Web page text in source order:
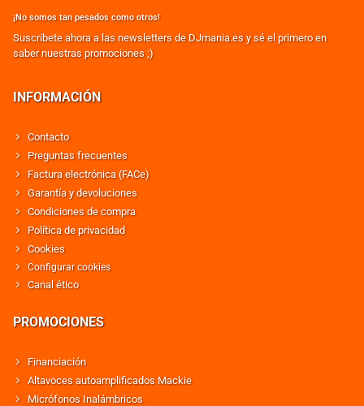
¡No somos tan pesados como otros!
Suscribete ahora a las newsletters de DJmania.es y sé el primero en
saber nuestras promociones ;)
INFORMACIÓN
Contacto
Preguntas frecuentes
Factura electrónica (FACe)
Garantía y devoluciones
Condiciones de compra
Política de privacidad
Cookies
Configurar cookies
Canal ético
PROMOCIONES
Financiación
Altavoces autoamplificados Mackie
Micrófonos Inalámbricos